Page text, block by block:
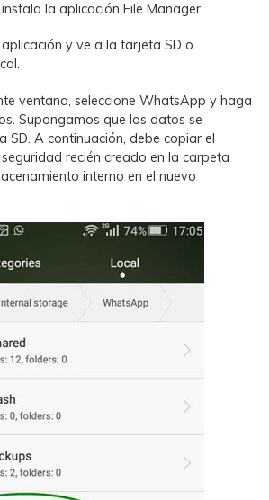
la aplicación File Manager.
y ve a la tarjeta SD o
ventana, seleccione WhatsApp y haga
Supongamos que los datos se
SD. A continuación, debe copiar el
recién creado en la carpeta
interno en el nuevo